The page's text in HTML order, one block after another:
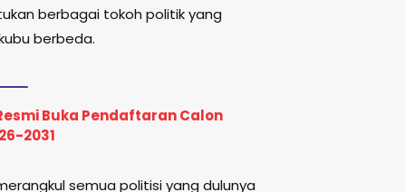
berbagai tokoh politik yang
berbeda.
Buka Pendaftaran Calon
2031
semua politisi yang dulunya